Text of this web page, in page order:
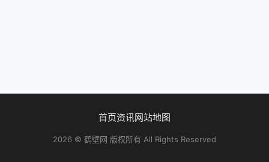
首页资讯网站地图
2026 © 鹤壁网 版权所有 All Rights Reserved